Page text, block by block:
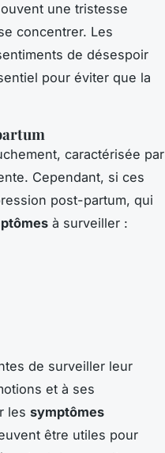
une tristesse
concentrer. Les
de désespoir
pour éviter que la
caractérisée par
Cependant, si ces
post-partum, qui
à surveiller :
de surveiller leur
et à ses
les symptômes
être utiles pour